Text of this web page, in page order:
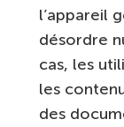
l’appareil
désordre
cas, les
les
des